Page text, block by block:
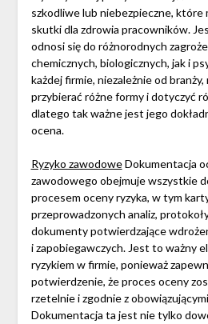
szkodliwe lub niebezpieczne, które
skutki dla zdrowia pracowników.
odnosi się do różnorodnych
chemicznych, biologicznych, jak i
każdej firmie, niezależnie od
przybierać różne formy i dotyczyć
dlatego tak ważne jest jego
ocena.
Ryzyko zawodoweDokumentacja
zawodowego obejmuje wszystkie
procesem oceny ryzyka, w tym
przeprowadzonych analiz,
dokumenty potwierdzające
i zapobiegawczych. Jest to ważny
ryzykiem w firmie, ponieważ
potwierdzenie, że proces oceny
rzetelnie i zgodnie z
Dokumentacja ta jest nie tylko